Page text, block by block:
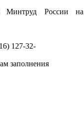
Минтруд России на
127-32-
заполнения